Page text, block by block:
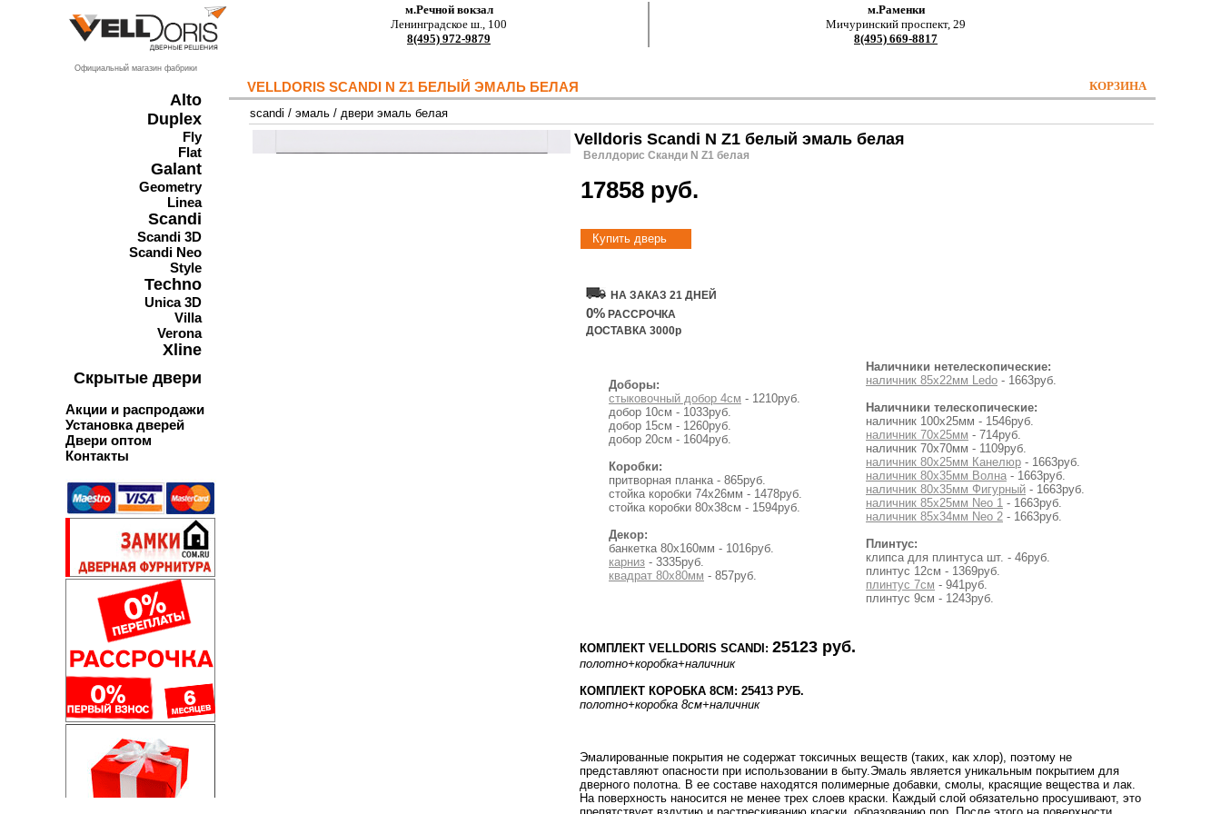
Официальный магазин фабрики
Alto
Duplex
Fly
Flat
Galant
Geometry
Linea
Scandi
Scandi 3D
Scandi Neo
Style
Techno
Unica 3D
Villa
Verona
Xline
Скрытые двери
Акции и распродажи
Установка дверей
Двери оптом
Контакты
м.Речной вокзал
Ленинградское ш., 100
8(495) 972-9879
м.Раменки
Мичуринский проспект, 29
8(495) 669-8817
КОРЗИНА
VELLDORIS SCANDI N Z1 БЕЛЫЙ ЭМАЛЬ БЕЛАЯ
scandi / эмаль / двери эмаль белая
Velldoris Scandi N Z1 белый эмаль белая
Веллдорис Сканди N Z1 белая
17858 руб.
Купить дверь
НА ЗАКАЗ 21 ДНЕЙ
0% РАССРОЧКА
ДОСТАВКА 3000р
Доборы:
стыковочный добор 4см - 1210руб.
добор 10см - 1033руб.
добор 15см - 1260руб.
добор 20см - 1604руб.
Коробки:
притворная планка - 865руб.
стойка коробки 74x26мм - 1478руб.
стойка коробки 80x38см - 1594руб.
Декор:
банкетка 80х160мм - 1016руб.
карниз - 3335руб.
квадрат 80х80мм - 857руб.
Наличники нетелескопические:
наличник 85х22мм Ledo - 1663руб.
Наличники телескопические:
наличник 100х25мм - 1546руб.
наличник 70х25мм - 714руб.
наличник 70х70мм - 1109руб.
наличник 80х25мм Канелюр - 1663руб.
наличник 80х35мм Волна - 1663руб.
наличник 80х35мм Фигурный - 1663руб.
наличник 85х25мм Neo 1 - 1663руб.
наличник 85х34мм Neo 2 - 1663руб.
Плинтус:
клипса для плинтуса шт. - 46руб.
плинтус 12см - 1369руб.
плинтус 7см - 941руб.
плинтус 9см - 1243руб.
КОМПЛЕКТ VELLDORIS SCANDI: 25123 руб.
полотно+коробка+наличник
КОМПЛЕКТ КОРОБКА 8СМ: 25413 РУБ.
полотно+коробка 8см+наличник
Эмалированные покрытия не содержат токсичных веществ (таких, как хлор), поэтому не
представляют опасности при использовании в быту.Эмаль является уникальным покрытием для
дверного полотна. В ее составе находятся полимерные добавки, смолы, красящие вещества и лак.
На поверхность наносится не менее трех слоев краски. Каждый слой обязательно просушивают, это